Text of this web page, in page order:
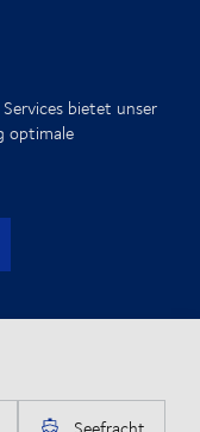
bietet unser
optimale